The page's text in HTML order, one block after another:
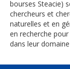
bourses Steacie)
chercheurs et
naturelles et en
en recherche
dans leur domaine